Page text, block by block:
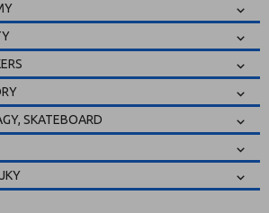
SKATEBOARD